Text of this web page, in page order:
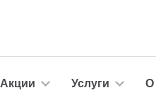
Акции Услуги
О